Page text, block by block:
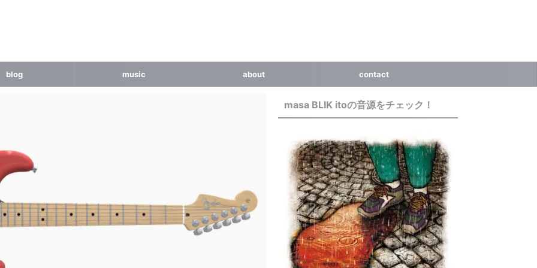
blog music about contact
masa BLIK itoの音源をチェック！